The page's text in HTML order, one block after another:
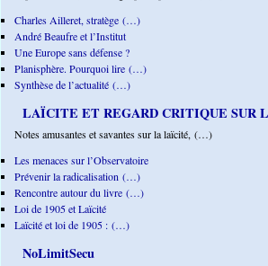
Charles Ailleret, stratège (…)
André Beaufre et l’Institut
Une Europe sans défense ?
Planisphère. Pourquoi lire (…)
Synthèse de l’actualité (…)
LAÏCITE ET REGARD CRITIQUE SUR
Notes amusantes et savantes sur la laïcité, (…)
Les menaces sur l’Observatoire
Prévenir la radicalisation (…)
Rencontre autour du livre (…)
Loi de 1905 et Laïcité
Laïcité et loi de 1905 : (…)
NoLimitSecu